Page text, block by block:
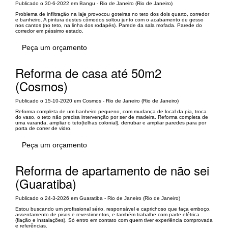
Publicado o 30-6-2022 em Bangu - Rio de Janeiro (Rio de Janeiro)
Problema de infiltração na laje provocou goteiras no teto dos dois quarto, corredor
e banheiro. A pintura destes cômodos soltou junto com o acabamento de gesso
nos cantos (no teto, na linha dos rodapés). Parede da sala mofada. Parede do
corredor em péssimo estado.
Peça um orçamento
Reforma de casa até 50m2
(Cosmos)
Publicado o 15-10-2020 em Cosmos - Rio de Janeiro (Rio de Janeiro)
Reforma completa de um banheiro pequeno, com mudança de local da pia, troca
do vaso, o teto não precisa intervenção por ser de madeira. Reforma completa de
uma varanda, ampliar o teto(telhas colonial), derrubar e ampliar paredes para por
porta de correr de vidro.
Peça um orçamento
Reforma de apartamento de não sei
(Guaratiba)
Publicado o 24-3-2026 em Guaratiba - Rio de Janeiro (Rio de Janeiro)
Estou buscando um profissional sério, responsável e caprichoso que faça emboço,
assentamento de pisos e revestimentos, e também trabalhe com parte elétrica
(fiação e instalações). Só entro em contato com quem tiver experiência comprovada
e referências.